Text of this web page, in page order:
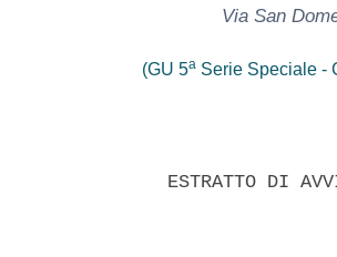
Via San
(GU 5a Serie Speciale -
ESTRATTO DI